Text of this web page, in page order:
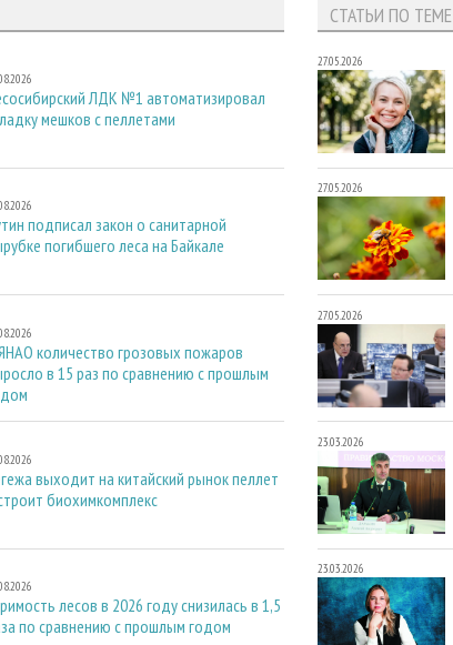
ЛДК №1 автоматизировал
мешков с пеллетами
подписал закон о санитарной
погибшего леса на Байкале
количество грозовых пожаров
в 15 раз по сравнению с прошлым
выходит на китайский рынок пеллет
биохимкомплекс
лесов в 2026 году снизилась в 1,5
по сравнению с прошлым годом
СТАТЬИ ПО ТЕМЕ
27.05.2026
27.05.2026
27.05.2026
23.03.2026
23.03.2026